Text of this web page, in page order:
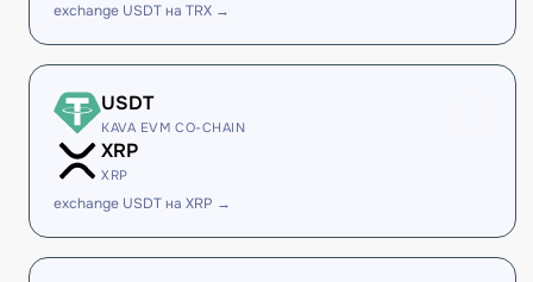
exchange USDT на TRX →
USDT
KAVA EVM CO-CHAIN
XRP
XRP
exchange USDT на XRP →